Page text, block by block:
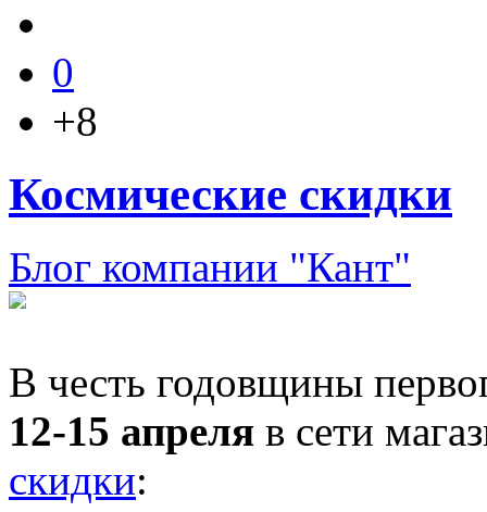
0
+8
Космические скидки
Блог компании "Кант"
В честь годовщины
12-15 апреля в сети
скидки: